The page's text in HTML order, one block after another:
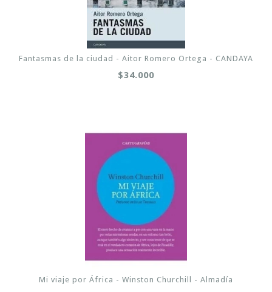
Fantasmas de la ciudad - Aitor Romero Ortega - CANDAYA
$34.000
Mi viaje por África - Winston Churchill - Almadía